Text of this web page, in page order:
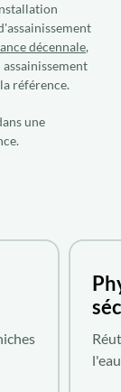
décennale,
référence.
une